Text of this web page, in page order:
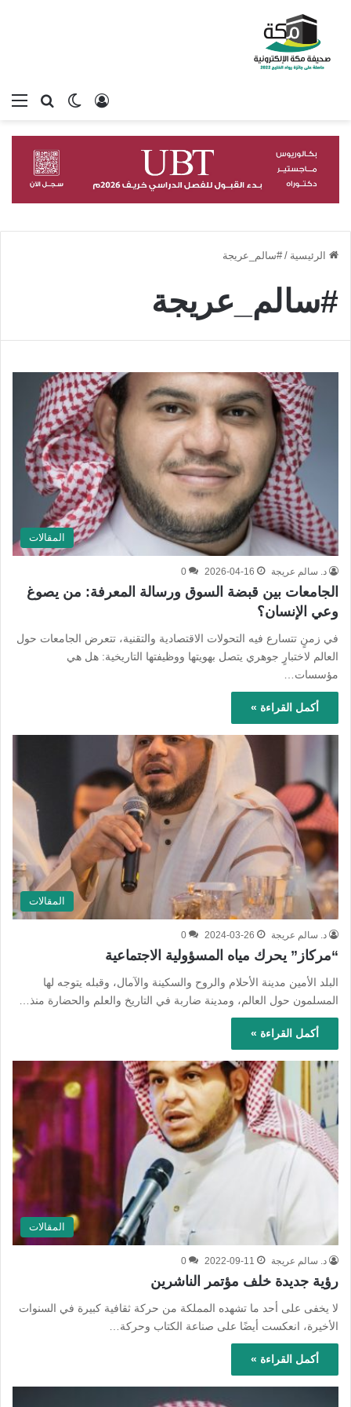
بحثالوضع
تسجيل الدخول
الرئيسية / #سالم_عريجة
#سالم_عريجة
المقالات
د. سالم عريجة 2026-04-16
0
الجامعات بين قبضة السوق ورسالة المعرفة: من يصوغ
وعي الإنسان؟
في زمنٍ تتسارع فيه التحولات الاقتصادية والتقنية، تتعرض الجامعات حول
العالم لاختبارٍ جوهري يتصل بهويتها ووظيفتها التاريخية: هل هي
مؤسسات…
أكمل القراءة »
المقالات
د. سالم عريجة 2024-03-26
0
“مركاز” يحرك مياه المسؤولية الاجتماعية
البلد الأمين مدينة الأحلام والروح والسكينة والآمال، وقبله يتوجه لها
المسلمون حول العالم، ومدينة ضاربة في التاريخ والعلم والحضارة منذ…
أكمل القراءة »
المقالات
د. سالم عريجة 2022-09-11
0
رؤية جديدة خلف مؤتمر الناشرين
لا يخفى على أحد ما تشهده المملكة من حركة ثقافية كبيرة في السنوات
الأخيرة، انعكست أيضًا على صناعة الكتاب وحركة…
أكمل القراءة »